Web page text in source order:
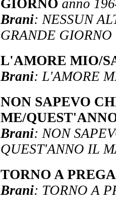
GIORNO anno
Brani: NESSUN
GRANDE GIORNO
L'AMORE MIO/
Brani: L'AMORE
NON SAPEVO
ME/
Brani: NON
QUEST'ANNO IL
TORNO A
Brani: TORNO A